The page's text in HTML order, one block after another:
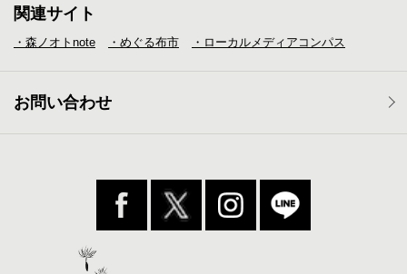
関連サイト
・森ノオトnote ・めぐる布市 ・ローカルメディア コンパス
お問い合わせ